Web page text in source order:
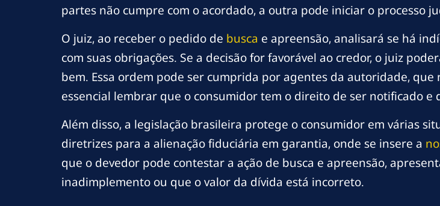
partes não cumpre com o acordado, a outra pode iniciar o processo
O juiz, ao receber o pedido de busca e apreensão, analisará se há
com suas obrigações. Se a decisão for favorável ao credor, o juiz
bem. Essa ordem pode ser cumprida por agentes da autoridade,
essencial lembrar que o consumidor tem o direito de ser notificado
Além disso, a legislação brasileira protege o consumidor em várias
diretrizes para a alienação fiduciária em garantia, onde se insere a
que o devedor pode contestar a ação de busca e apreensão,
inadimplemento ou que o valor da dívida está incorreto.